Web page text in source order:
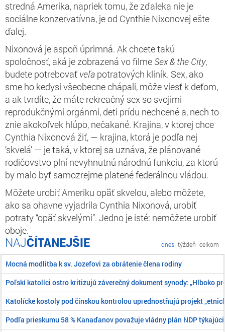
stredná Amerika, napriek tomu, že zďaleka nie je
sociálne konzervatívna, je od Cynthie Nixonovej ešte
ďalej.
Nixonová je aspoň úprimná. Ak chcete takú
spoločnosť, aká je zobrazená vo filme Sex & the City,
budete potrebovať veľa potratových kliník. Sex, ako
sme ho kedysi všeobecne chápali, môže viesť k deťom,
a ak tvrdíte, že máte rekreačný sex so svojimi
reprodukčnými orgánmi, deti prídu nechcené a, nech to
znie akokoľvek hlúpo, nečakané. Krajina, v ktorej chce
Cynthia Nixonová žiť, — krajina, ktorá je podľa nej
‘skvelá’ — je taká, v ktorej sa uznáva, že plánované
rodičovstvo plní nevyhnutnú národnú funkciu, za ktorú
by malo byť samozrejme platené federálnou vládou.
Môžete urobiť Ameriku opäť skvelou, alebo môžete,
ako sa ohavne vyjadrila Cynthia Nixonová, urobiť
potraty “opäť skvelými”. Jedno je isté: nemôžete urobiť
oboje.
ČÍTANEJŠIE dnes týždeň celkom
Mocná modlitba k sv. Jozefovi za obrátenie člena rodiny
Poľskí katolíci ostro kritizujú záverečný dokument synody: „Hlboko
Katolícke kostoly pod čínskou kontrolou uprednostňujú projekt
Podľa prieskumu 58 % Kanaďanov považuje vládny plán NDP